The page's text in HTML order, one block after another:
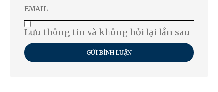
Lưu thông tin và không hỏi lại lần sau
GỬI BÌNH LUẬN